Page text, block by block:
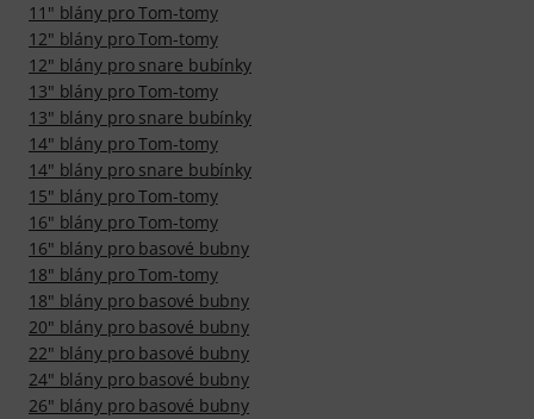
11" blány pro Tom-tomy
12" blány pro Tom-tomy
12" blány pro snare bubínky
13" blány pro Tom-tomy
13" blány pro snare bubínky
14" blány pro Tom-tomy
14" blány pro snare bubínky
15" blány pro Tom-tomy
16" blány pro Tom-tomy
16" blány pro basové bubny
18" blány pro Tom-tomy
18" blány pro basové bubny
20" blány pro basové bubny
22" blány pro basové bubny
24" blány pro basové bubny
26" blány pro basové bubny